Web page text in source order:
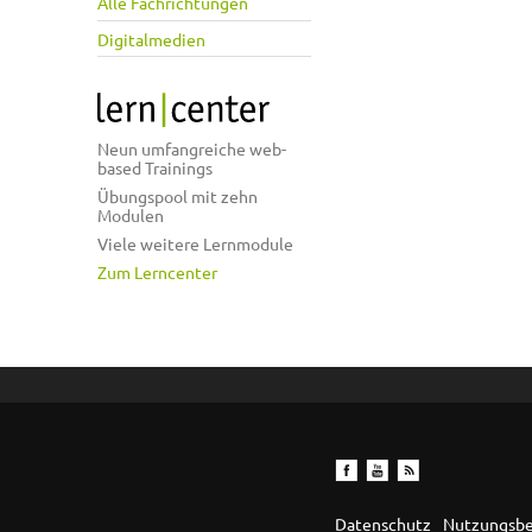
Digitalmedien
Neun umfangreiche web-
based Trainings
Übungspool mit zehn
Modulen
Viele weitere Lernmodule
Zum Lerncenter
Datenschutz